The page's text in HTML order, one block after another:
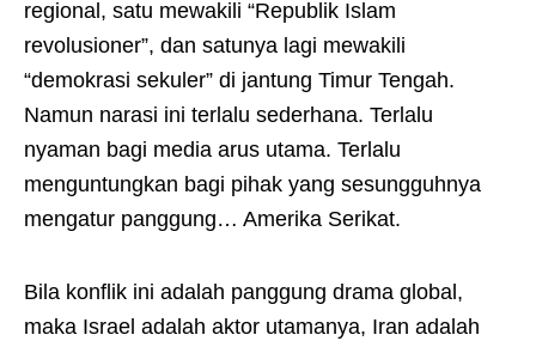
regional, satu mewakili “Republik Islam
revolusioner”, dan satunya lagi mewakili
“demokrasi sekuler” di jantung Timur Tengah.
Namun narasi ini terlalu sederhana. Terlalu
nyaman bagi media arus utama. Terlalu
menguntungkan bagi pihak yang sesungguhnya
mengatur panggung… Amerika Serikat.
Bila konflik ini adalah panggung drama global,
maka Israel adalah aktor utamanya, Iran adalah